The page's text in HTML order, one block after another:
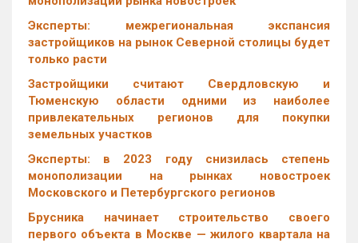
Эксперты: межрегиональная экспансия
застройщиков на рынок Северной столицы будет
только расти
Застройщики считают Свердловскую и
Тюменскую области одними из наиболее
привлекательных регионов для покупки
земельных участков
Эксперты: в 2023 году снизилась степень
монополизации на рынках новостроек
Московского и Петербургского регионов
Брусника начинает строительство своего
первого объекта в Москве — жилого квартала на